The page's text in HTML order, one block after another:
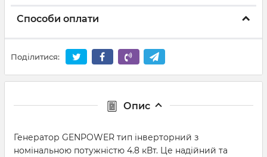
Способи оплати
Поділитися:
Опис
Генератор GENPOWER тип інверторний з
номінальною потужністю 4.8 кВт. Це надійний та